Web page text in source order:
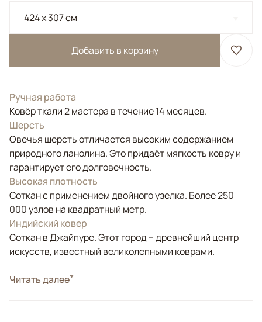
424 x 307 см
Добавить в корзину
Ручная работа
Ковёр ткали 2 мастера в течение 14 месяцев.
Шерсть
Овечья шерсть отличается высоким содержанием
природного ланолина. Это придаёт мягкость ковру и
гарантирует его долговечность.
Высокая плотность
Соткан с применением двойного узелка. Более 250
000 узлов на квадратный метр.
Индийский ковер
Соткан в Джайпуре. Этот город – древнейший центр
искусств, известный великолепными коврами.
СтильКлассические
Читать далее